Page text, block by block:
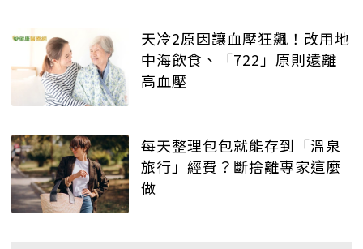
天冷2原因讓血壓狂飆！改用地
中海飲食、「722」原則遠離
高血壓
每天整理包包就能存到「溫泉
旅行」經費？斷捨離專家這麼
做